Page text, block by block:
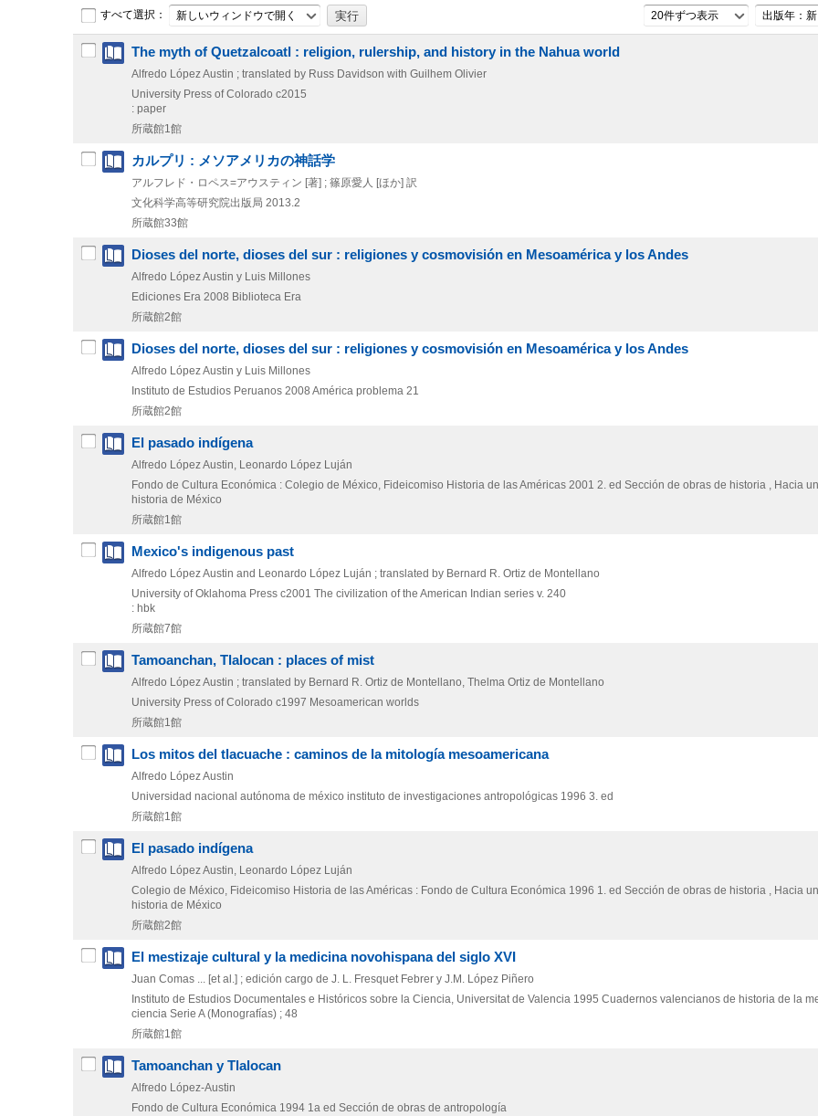
すべて選択： 新しいウィンドウで開く 20件ずつ表示 出版年：
The myth of Quetzalcoatl : religion, rulership, and history in the Nahua world
Alfredo López Austin ; translated by Russ Davidson with Guilhem Olivier
University Press of Colorado c2015
: paper
所蔵館1館
カルプリ : メソアメリカの神話学
アルフレド・ロペス=アウスティン [著] ; 篠原愛人 [ほか] 訳
文化科学高等研究院出版局 2013.2
所蔵館33館
Dioses del norte, dioses del sur : religiones y cosmovisión en Mesoamérica y los Andes
Alfredo López Austin y Luis Millones
Ediciones Era 2008 Biblioteca Era
所蔵館2館
Dioses del norte, dioses del sur : religiones y cosmovisión en Mesoamérica y los Andes
Alfredo López Austin y Luis Millones
Instituto de Estudios Peruanos 2008 América problema 21
所蔵館2館
El pasado indígena
Alfredo López Austin, Leonardo López Luján
Fondo de Cultura Económica : Colegio de México, Fideicomiso Historia de las Américas 2001 2. ed Sección de obras de historia , Hacia
historia de México
所蔵館1館
Mexico's indigenous past
Alfredo López Austin and Leonardo López Luján ; translated by Bernard R. Ortiz de Montellano
University of Oklahoma Press c2001 The civilization of the American Indian series v. 240
: hbk
所蔵館7館
Tamoanchan, Tlalocan : places of mist
Alfredo López Austin ; translated by Bernard R. Ortiz de Montellano, Thelma Ortiz de Montellano
University Press of Colorado c1997 Mesoamerican worlds
所蔵館1館
Los mitos del tlacuache : caminos de la mitología mesoamericana
Alfredo López Austin
Universidad nacional autónoma de méxico instituto de investigaciones antropológicas 1996 3. ed
所蔵館1館
El pasado indígena
Alfredo López Austin, Leonardo López Luján
Colegio de México, Fideicomiso Historia de las Américas : Fondo de Cultura Económica 1996 1. ed Sección de obras de historia , Hacia
historia de México
所蔵館2館
El mestizaje cultural y la medicina novohispana del siglo XVI
Juan Comas ... [et al.] ; edición cargo de J. L. Fresquet Febrer y J.M. López Piñero
Instituto de Estudios Documentales e Históricos sobre la Ciencia, Universitat de Valencia 1995 Cuadernos valencianos de historia de la
ciencia Serie A (Monografías) ; 48
所蔵館1館
Tamoanchan y Tlalocan
Alfredo López-Austin
Fondo de Cultura Económica 1994 1a ed Sección de obras de antropología